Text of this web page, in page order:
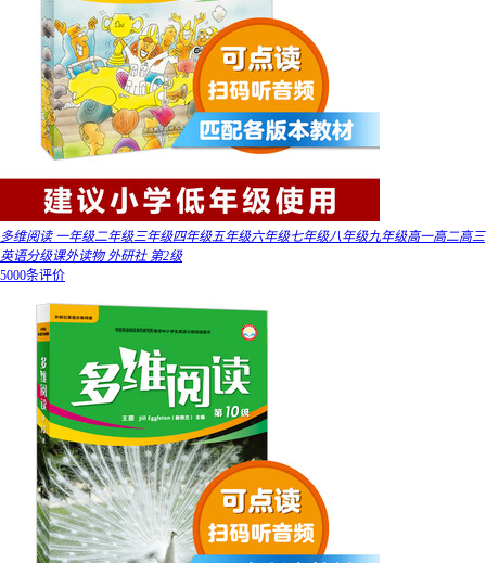
多维阅读 一年级二年级三年级四年级五年级六年级七年级八年级九年级高一高二高三
英语分级课外读物 外研社 第2级
5000条评价